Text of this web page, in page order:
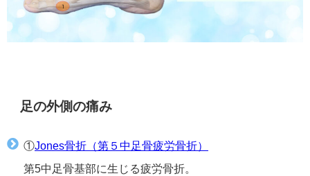
足の外側の痛み
①Jones骨折（第５中足骨疲労骨折）
第5中足骨基部に生じる疲労骨折。